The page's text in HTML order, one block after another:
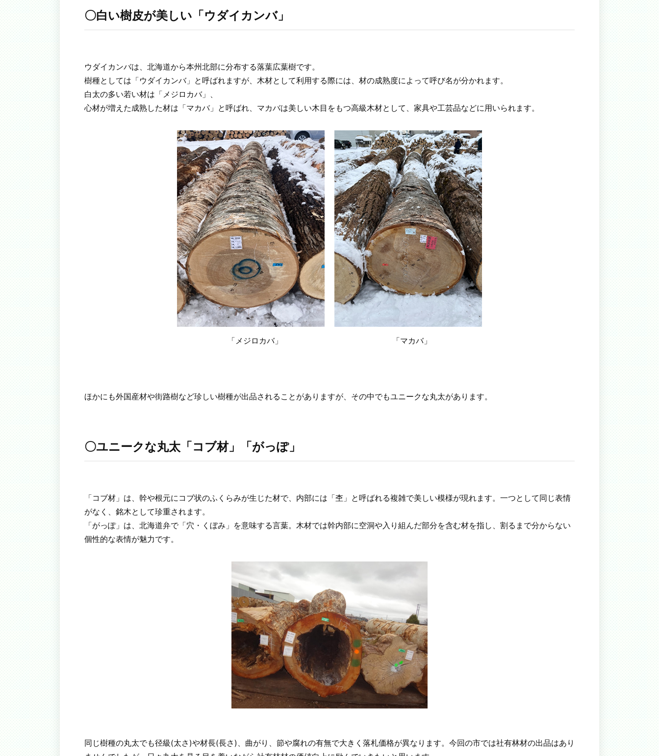
〇白い樹皮が美しい「ウダイカンバ」
ウダイカンバは、北海道から本州北部に分布する落葉広葉樹です。
樹種としては「ウダイカンバ」と呼ばれますが、木材として利用する際には、材の成熟度によって呼び名が分かれます。
白太の多い若い材は「メジロカバ」、
心材が増えた成熟した材は「マカバ」と呼ばれ、マカバは美しい木目をもつ高級木材として、家具や工芸品などに用いられます。
「メジロカバ」 「マカバ」
ほかにも外国産材や街路樹など珍しい樹種が出品されることがありますが、その中でもユニークな丸太があります。
〇ユニークな丸太「コブ材」「がっぽ」
「コブ材」は、幹や根元にコブ状のふくらみが生じた材で、内部には「杢」と呼ばれる複雑で美しい模様が現れます。一つとして同じ表情
がなく、銘木として珍重されます。
「がっぽ」は、北海道弁で「穴・くぼみ」を意味する言葉。木材では幹内部に空洞や入り組んだ部分を含む材を指し、割るまで分からない
個性的な表情が魅力です。
同じ樹種の丸太でも径級(太さ)や材長(長さ)、曲がり、節や腐れの有無で大きく落札価格が異なります。今回の市では社有林材の出品はあり